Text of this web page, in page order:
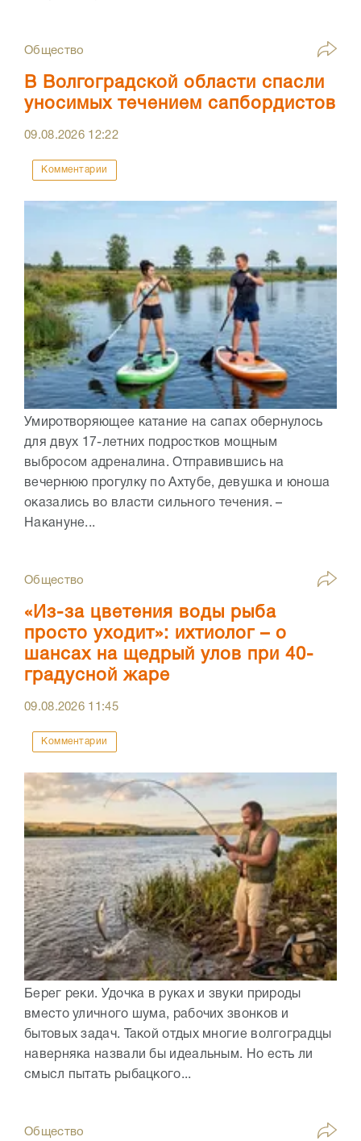
Общество
В Волгоградской области спасли
уносимых течением сапбордистов
09.08.2026 12:22
Комментарии
Умиротворяющее катание на сапах обернулось
для двух 17-летних подростков мощным
выбросом адреналина. Отправившись на
вечернюю прогулку по Ахтубе, девушка и юноша
оказались во власти сильного течения. –
Накануне...
Общество
«Из-за цветения воды рыба
просто уходит»: ихтиолог – о
шансах на щедрый улов при 40-
градусной жаре
09.08.2026 11:45
Комментарии
Берег реки. Удочка в руках и звуки природы
вместо уличного шума, рабочих звонков и
бытовых задач. Такой отдых многие волгоградцы
наверняка назвали бы идеальным. Но есть ли
смысл пытать рыбацкого...
Общество